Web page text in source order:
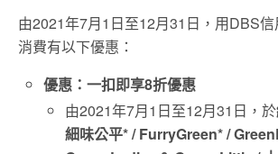
由2021年7月1日至12月31日，用DBS
消費有以下優惠：
優惠：一扣即享8折優惠
由2021年7月1日至12月31日，於
細味公平* / FurryGreen* /